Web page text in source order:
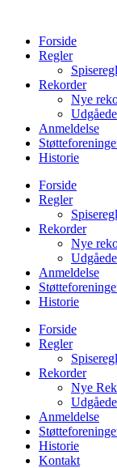
indholdForside
Regler
Rekorder
Nye
Anmeldelse
Historie
Forside
Regler
Rekorder
Nye
Anmeldelse
Historie
Forside
Regler
Rekorder
Nye
Anmeldelse
Historie
Kontakt